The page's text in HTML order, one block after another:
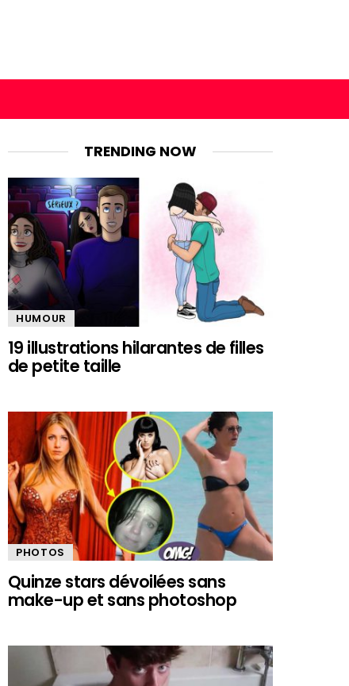
TRENDING NOW
HUMOUR
19 illustrations hilarantes de filles
de petite taille
PHOTOS
Quinze stars dévoilées sans
make-up et sans photoshop